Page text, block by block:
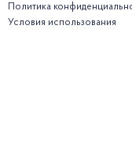
Политика
Условия использования